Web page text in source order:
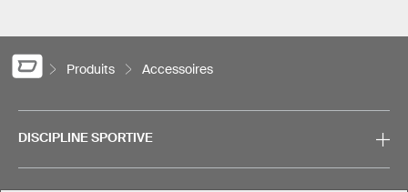
Produits Accessoires
DISCIPLINE SPORTIVE